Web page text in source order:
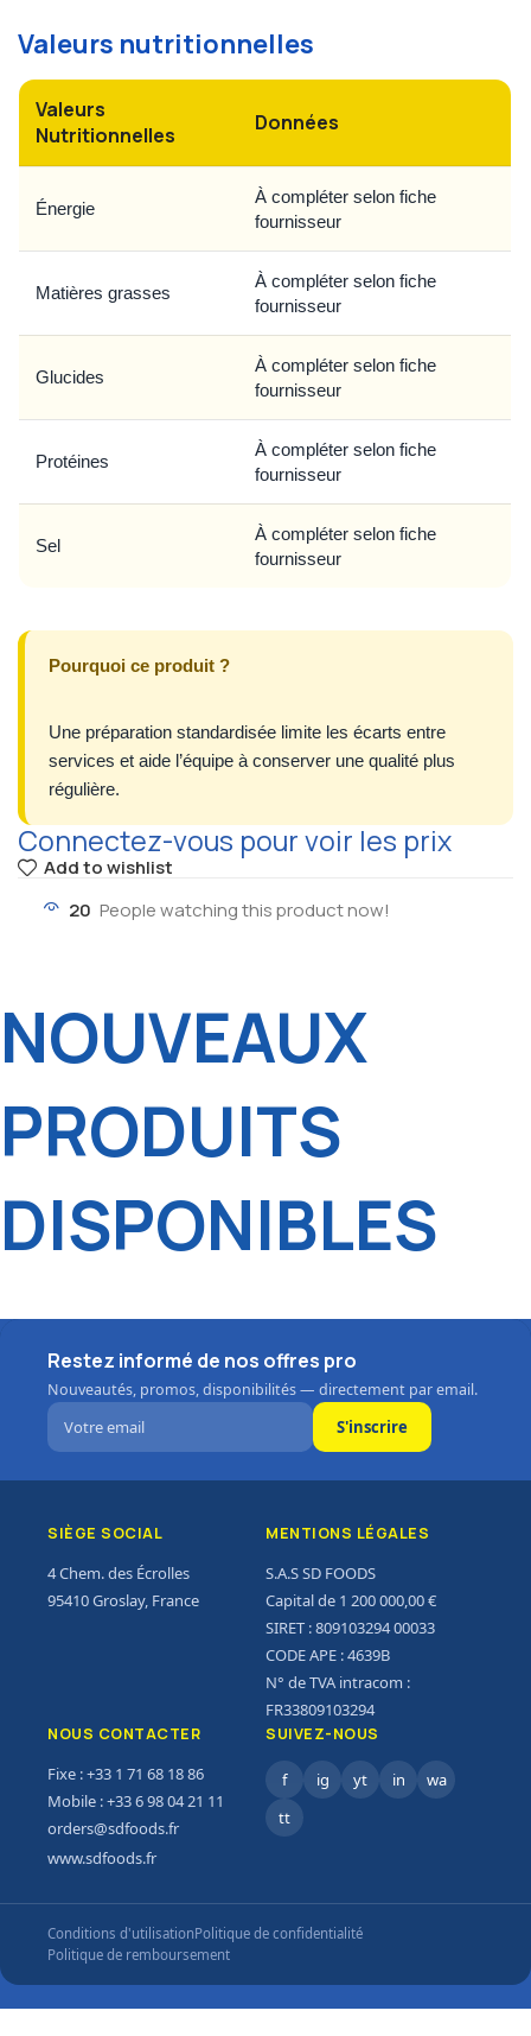
Valeurs nutritionnelles
Valeurs
Nutritionnelles
Données
Énergie
À compléter selon fiche
fournisseur
Matières grasses
À compléter selon fiche
fournisseur
Glucides
À compléter selon fiche
fournisseur
Protéines
À compléter selon fiche
fournisseur
Sel
À compléter selon fiche
fournisseur
Pourquoi ce produit ?
Une préparation standardisée limite les écarts entre
services et aide l’équipe à conserver une qualité plus
régulière.
Connectez-vous pour voir les prix
Add to wishlist
20 People watching this product now!
NOUVEAUX
PRODUITS
DISPONIBLES
Restez informé de nos offres pro
Nouveautés, promos, disponibilités — directement par email.
S'inscrire
SIÈGE SOCIAL
4 Chem. des Écrolles
95410 Groslay, France
MENTIONS LÉGALES
S.A.S SD FOODS
Capital de 1 200 000,00 €
SIRET : 809103294 00033
CODE APE : 4639B
N° de TVA intracom :
FR33809103294
NOUS CONTACTER
Fixe : +33 1 71 68 18 86
Mobile : +33 6 98 04 21 11
orders@sdfoods.fr
www.sdfoods.fr
SUIVEZ-NOUS
f ig yt in
wa
tt
Conditions d'utilisationPolitique de confidentialité
Politique de remboursement